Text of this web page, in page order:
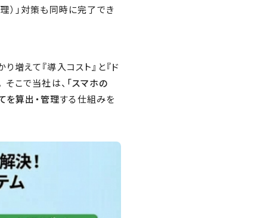
）」対策も同時に完了でき
増えて『導入コスト』と『ド
こで当社は、 「スマホの
を算出・管理する仕組みを